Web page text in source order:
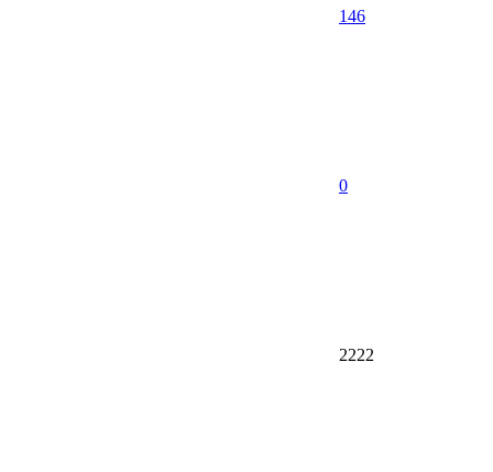
146
0
2222